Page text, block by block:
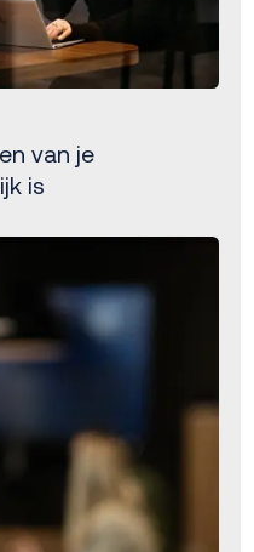
van je
is